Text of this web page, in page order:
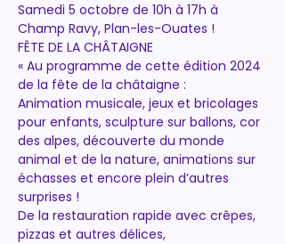
Samedi 5 octobre de 10h à 17h à
Champ Ravy, Plan-les-Ouates !
FÊTE DE LA CHÂTAIGNE
« Au programme de cette édition 2024
de la fête de la châtaigne :
Animation musicale, jeux et bricolages
pour enfants, sculpture sur ballons, cor
des alpes, découverte du monde
animal et de la nature, animations sur
échasses et encore plein d’autres
surprises !
De la restauration rapide avec crêpes,
pizzas et autres délices,